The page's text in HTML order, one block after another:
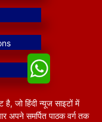
है, जो हिंदी न्यूज साइटों में
अपने समर्पित पाठक वर्ग तक